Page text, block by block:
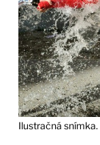
Ilustračná snímka.